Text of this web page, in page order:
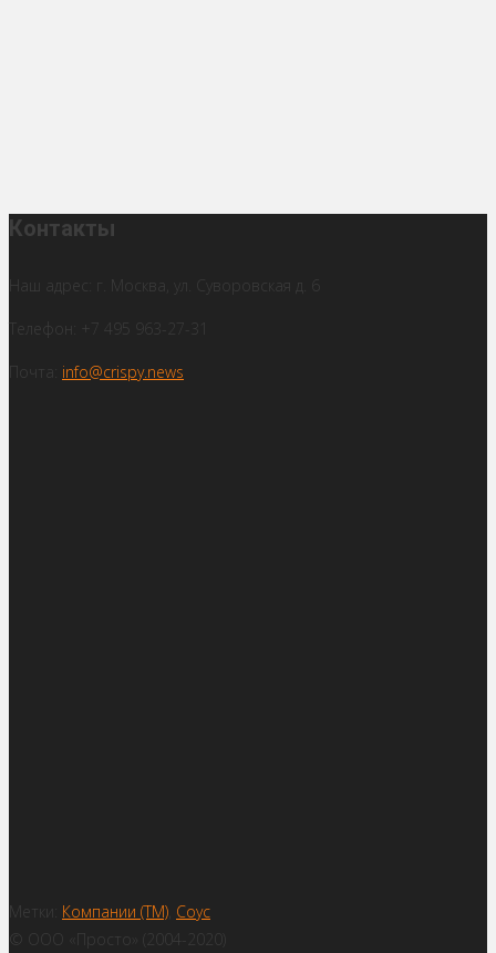
Контакты
Наш адрес: г. Москва, ул. Суворовская д. 6
Телефон: +7 495 963-27-31
Почта: info@crispy.news
Метки: Компании (ТМ) Соус
© ООО «Просто» (2004-2020)